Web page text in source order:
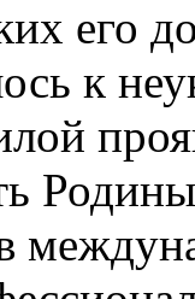
его
к